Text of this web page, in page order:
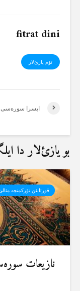
fitrat dini
تۆم یازئ‌لار
ایسرا سورەسی (17)
بو یازئ‌لار دا
قورئانئن تۆرکمنجە
نازیعات سورەسی